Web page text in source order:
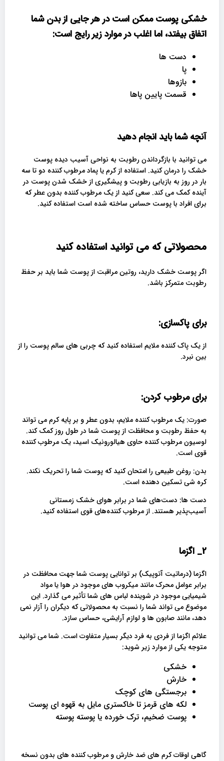
خشکی پوست ممکن است در هر جایی از بدن شما
اتفاق بیفتد، اما اغلب در موارد زیر رایج است:
دست ها
پا
بازوها
قسمت پایین پاها
آنچه شما باید انجام دهید
می توانید با بازگرداندن رطوبت به نواحی آسیب دیده پوست
خشک را درمان کنید. استفاده از کرم یا پماد مرطوب کننده دو تا سه
بار در روز به بازیابی رطوبت و پیشگیری از خشک شدن پوست در
آینده کمک می کند. سعی کنید از یک مرطوب کننده بدون عطر که
برای افراد با پوست حساس ساخته شده است استفاده کنید.
محصولاتی که می توانید استفاده کنید
اگر پوست خشک دارید، روتین مراقبت از پوست شما باید بر حفظ
رطوبت متمرکز باشد.
برای پاکسازی:
از یک پاک کننده ملایم استفاده کنید که چربی های سالم پوست را از
بین نبرد.
برای مرطوب کردن:
صورت: یک مرطوب کننده ملایم، بدون عطر و بر پایه کرم می تواند
به حفظ رطوبت و محافظت از پوست شما در طول روز کمک کند.
لوسیون مرطوب کننده حاوی هیالورونیک اسید، یک مرطوب کننده
قوی است.
بدن: روغن طبیعی را امتحان کنید که پوست شما را تحریک نکند.
کره شی تسکین دهنده است.
دست ها: دست‌های شما در برابر هوای خشک زمستانی
آسیب‌پذیر هستند. از مرطوب‌ کننده‌های قوی استفاده کنید.
2_ اگزما
اگزما (درماتیت آتوپیک) بر توانایی پوست شما جهت محافظت در
برابر عوامل محرک مانند میکروب های موجود در هوا یا مواد
شیمیایی موجود در شوینده لباس های شما تأثیر می گذارد. این
موضوع می تواند شما را نسبت به محصولاتی که دیگران را آزار نمی
دهد، مانند صابون ها و لوازم آرایشی، حساس سازد.
علائم اگزما از فردی به فرد دیگر بسیار متفاوت است. شما می توانید
متوجه یکی از موارد زیر شوید:
خشکی
خارش
برجستگی های کوچک
لکه های قرمز تا خاکستری مایل به قهوه ای پوست
پوست ضخیم، ترک خورده یا پوسته پوسته
گاهی اوقات کرم های ضد خارش و مرطوب کننده های بدون نسخه